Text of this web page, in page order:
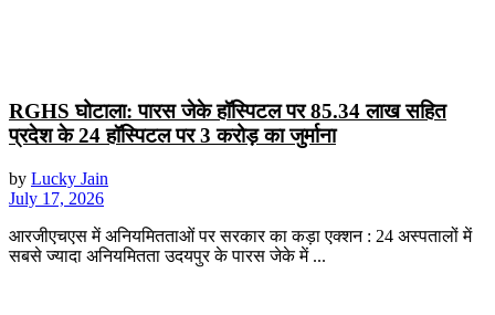
RGHS घोटाला: पारस जेके हॉस्पिटल पर 85.34 लाख सहित
प्रदेश के 24 हॉस्पिटल पर 3 करोड़ का जुर्माना
by Lucky Jain
July 17, 2026
आरजीएचएस में अनियमितताओं पर सरकार का कड़ा एक्शन : 24 अस्पतालों में
सबसे ज्यादा अनियमितता उदयपुर के पारस जेके में ...